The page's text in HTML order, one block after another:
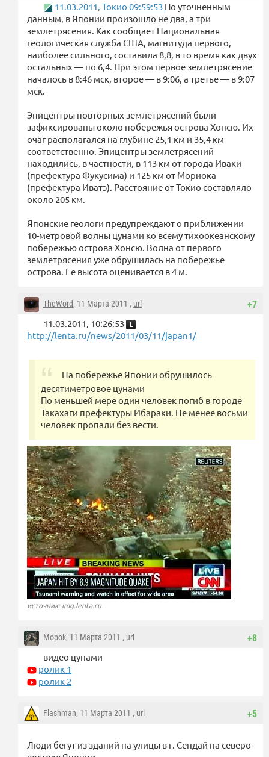
11.03.2011, Токио 09:59:53 По уточненным
данным, в Японии произошло не два, а три
землетрясения. Как сообщает Национальная
геологическая служба США, магнитуда первого,
наиболее сильного, составила 8,8, в то время как двух
остальных — по 6,4. При этом первое землетрясение
началось в 8:46 мск, второе — в 9:06, а третье — в 9:07
мск.
Эпицентры повторных землетрясений были
зафиксированы около побережья острова Хонсю. Их
очаг располагался на глубине 25,1 км и 35,4 км
соответственно. Эпицентры землетрясений
находились, в частности, в 113 км от города Иваки
(префектура Фукусима) и 125 км от Мориока
(префектура Иватэ). Расстояние от Токио составляло
около 205 км.
Японские геологи предупреждают о приближении
10-метровой волны цунами ко всему тихоокеанскому
побережью острова Хонсю. Волна от первого
землетрясения уже обрушилась на побережье
острова. Ее высота оценивается в 4 м.
+7
TheWord, 11 Марта 2011 , url
11.03.2011, 10:26:53
http://lenta.ru/news/2011/03/11/japan1/
На побережье Японии обрушилось
десятиметровое цунами
По меньшей мере один человек погиб в городе
Такахаги префектуры Ибараки. Не менее восьми
человек пропали без вести.
источник: img.lenta.ru
+8
Mopok, 11 Марта 2011 , url
видео цунами
ролик 1
ролик 2
+5
Flashman, 11 Марта 2011 , url
Люди бегут из зданий на улицы в г. Сендай на северо-